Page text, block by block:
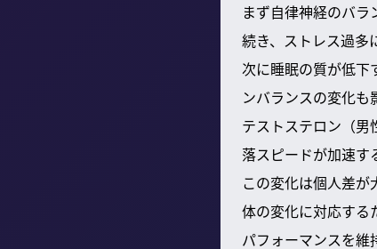
まず自律神経のバ
続き、ストレス過多
次に睡眠の質が低下
ンバランスの変化も
テストステロン（
落スピードが加速す
この変化は個人差が
体の変化に対応する
パフォーマンスを維